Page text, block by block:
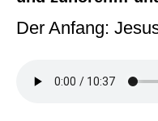
Der Anfang: